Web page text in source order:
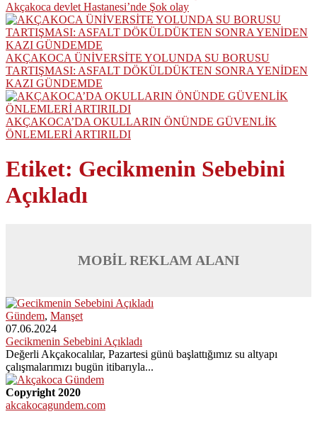
Akçakoca devlet Hastanesi’nde Şok olay
AKÇAKOCA ÜNİVERSİTE YOLUNDA SU BORUSU
TARTIŞMASI: ASFALT DÖKÜLDÜKTEN SONRA YENİDEN
KAZI GÜNDEMDE
AKÇAKOCA’DA OKULLARIN ÖNÜNDE GÜVENLİK
ÖNLEMLERİ ARTIRILDI
Etiket: Gecikmenin Sebebini
Açıkladı
MOBİL REKLAM ALANI
Gündem, Manşet
07.06.2024
Gecikmenin Sebebini Açıkladı
Değerli Akçakocalılar, Pazartesi günü başlattığımız su altyapı
çalışmalarımızı bugün itibarıyla...
Copyright 2020
akcakocagundem.com